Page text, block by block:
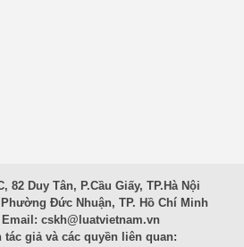
82 Duy Tân, P.Cầu Giấy, TP.Hà Nội
Đức Nhuận, TP. Hồ Chí Minh
Email: cskh@luatvietnam.vn
tác giả và các quyền liên quan: